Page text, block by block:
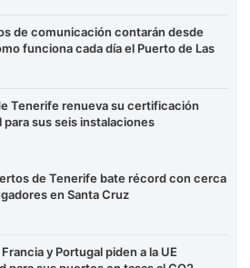
de comunicación contarán desde
funciona cada día el Puerto de Las
Tenerife renueva su certificación
para sus seis instalaciones
de Tenerife bate récord con cerca
en Santa Cruz
y Portugal piden a la UE